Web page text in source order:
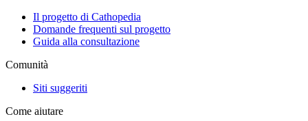
Il progetto di Cathopedia
Domande frequenti sul progetto
Guida alla consultazione
Comunità
Siti suggeriti
Come aiutare